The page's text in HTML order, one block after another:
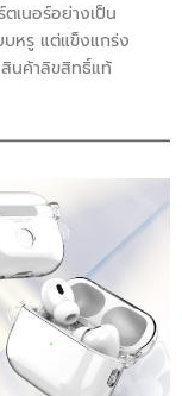
เนอร์อย่างเป็น
บหรู แต่แข็งแกร่ง
นค้าลิขสิทธิ์แท้